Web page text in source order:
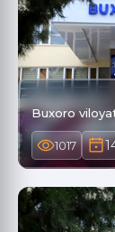
Buxoro
1017